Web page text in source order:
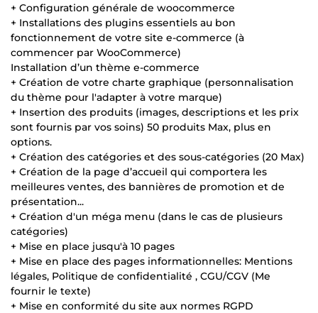
+ Configuration générale de woocommerce
+ Installations des plugins essentiels au bon
fonctionnement de votre site e-commerce (à
commencer par WooCommerce)
Installation d’un thème e-commerce
+ Création de votre charte graphique (personnalisation
du thème pour l'adapter à votre marque)
+ Insertion des produits (images, descriptions et les prix
sont fournis par vos soins) 50 produits Max, plus en
options.
+ Création des catégories et des sous-catégories (20 Max)
+ Création de la page d’accueil qui comportera les
meilleures ventes, des bannières de promotion et de
présentation...
+ Création d'un méga menu (dans le cas de plusieurs
catégories)
+ Mise en place jusqu'à 10 pages
+ Mise en place des pages informationnelles: Mentions
légales, Politique de confidentialité , CGU/CGV (Me
fournir le texte)
+ Mise en conformité du site aux normes RGPD